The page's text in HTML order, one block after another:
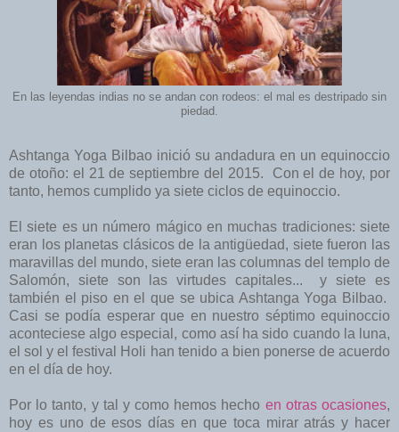
En las leyendas indias no se andan con rodeos: el mal es destripado sin
piedad.
Ashtanga Yoga Bilbao inició su andadura en un equinoccio
de otoño: el 21 de septiembre del 2015. Con el de hoy, por
tanto, hemos cumplido ya siete ciclos de equinoccio.
El siete es un número mágico en muchas tradiciones: siete
eran los planetas clásicos de la antigüedad, siete fueron las
maravillas del mundo, siete eran las columnas del templo de
Salomón, siete son las virtudes capitales... y siete es
también el piso en el que se ubica Ashtanga Yoga Bilbao.
Casi se podía esperar que en nuestro séptimo equinoccio
aconteciese algo especial, como así ha sido cuando la luna,
el sol y el festival Holi han tenido a bien ponerse de acuerdo
en el día de hoy.
Por lo tanto, y tal y como hemos hecho en otras ocasiones,
hoy es uno de esos días en que toca mirar atrás y hacer